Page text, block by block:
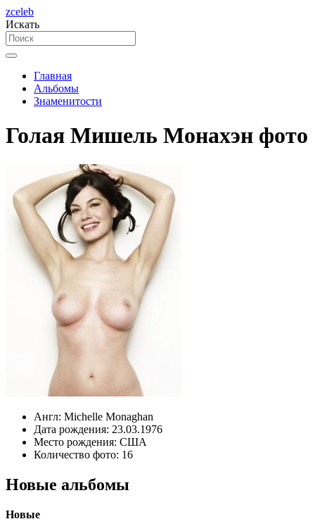
zceleb
Искать
Главная
Альбомы
Знаменитости
Голая Мишель Монахэн фото
Англ: Michelle Monaghan
Дата рождения: 23.03.1976
Место рождения: США
Количество фото: 16
Новые альбомы
Новые